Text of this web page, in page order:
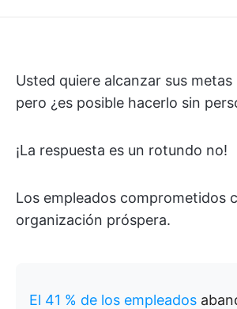
Usted quiere alcanzar sus metas
pero ¿es posible hacerlo sin
¡La respuesta es un rotundo no!
Los empleados comprometidos
organización próspera.
El 41 % de los empleados